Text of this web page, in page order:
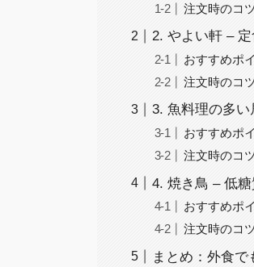
注文時のコ
2. やよい軒 –
おすすめポ
注文時のコ
3. 魚料理の多
おすすめポ
注文時のコ
4. 焼き鳥 – 低
おすすめポ
注文時のコ
まとめ：外食